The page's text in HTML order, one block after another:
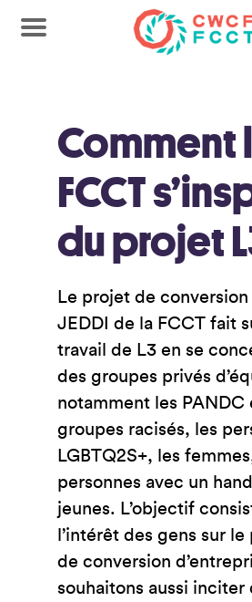
Comment
FCCT
du projet
Le projet de conversion
JEDDI de la FCCT fait
travail de L3 en se
des groupes privés
notamment les PANDC
groupes racisés, les
LGBTQ2S+, les
personnes avec un
jeunes. L’objectif
l’intérêt des gens sur le
de conversion
souhaitons aussi inciter